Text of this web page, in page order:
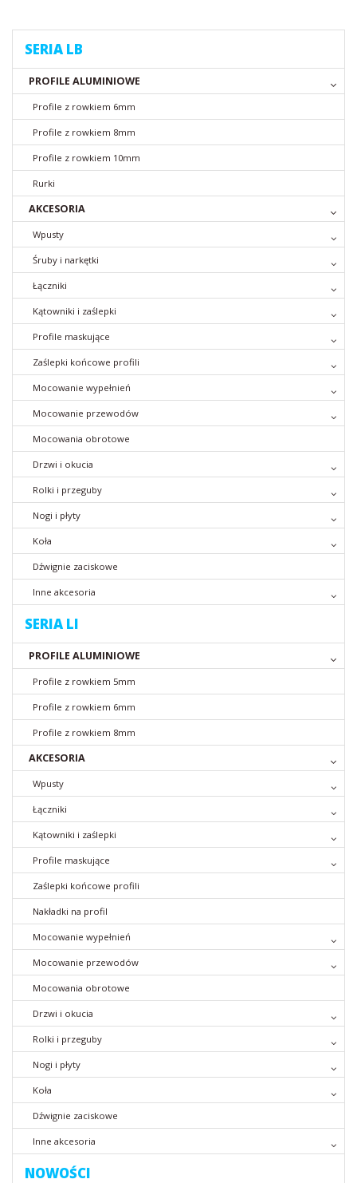
SERIA LB
PROFILE ALUMINIOWE
Profile z rowkiem 6mm
Profile z rowkiem 8mm
Profile z rowkiem 10mm
Rurki
AKCESORIA
Wpusty
Śruby i narkętki
Łączniki
Kątowniki i zaślepki
Profile maskujące
Zaślepki końcowe profili
Mocowanie wypełnień
Mocowanie przewodów
Mocowania obrotowe
Drzwi i okucia
Rolki i przeguby
Nogi i płyty
Koła
Dźwignie zaciskowe
Inne akcesoria
SERIA LI
PROFILE ALUMINIOWE
Profile z rowkiem 5mm
Profile z rowkiem 6mm
Profile z rowkiem 8mm
AKCESORIA
Wpusty
Łączniki
Kątowniki i zaślepki
Profile maskujące
Zaślepki końcowe profili
Nakładki na profil
Mocowanie wypełnień
Mocowanie przewodów
Mocowania obrotowe
Drzwi i okucia
Rolki i przeguby
Nogi i płyty
Koła
Dźwignie zaciskowe
Inne akcesoria
NOWOŚCI